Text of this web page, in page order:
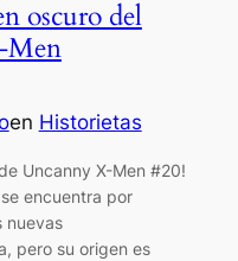
oscuro del
Men
en Historietas
Uncanny X-Men #20!
encuentra por
nuevas
pero su origen es